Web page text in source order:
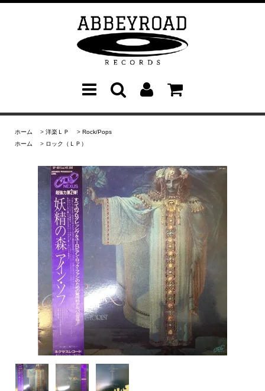
ホーム > 洋楽ＬＰ > Rock/Pops
ホーム
> ロック（ＬＰ）